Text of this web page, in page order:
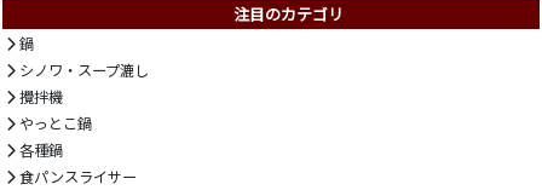
注目のカテゴリ
鍋
シノワ・スープ漉し
攪拌機
やっとこ鍋
各種鍋
食パンスライサー